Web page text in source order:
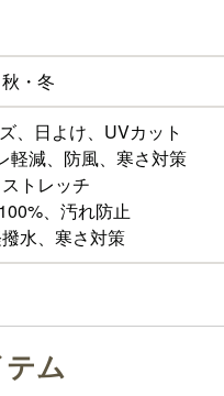
・冬
、日よけ、UVカット
軽減、防風、寒さ対策
トレッチ
、汚れ防止
水、寒さ対策
ム